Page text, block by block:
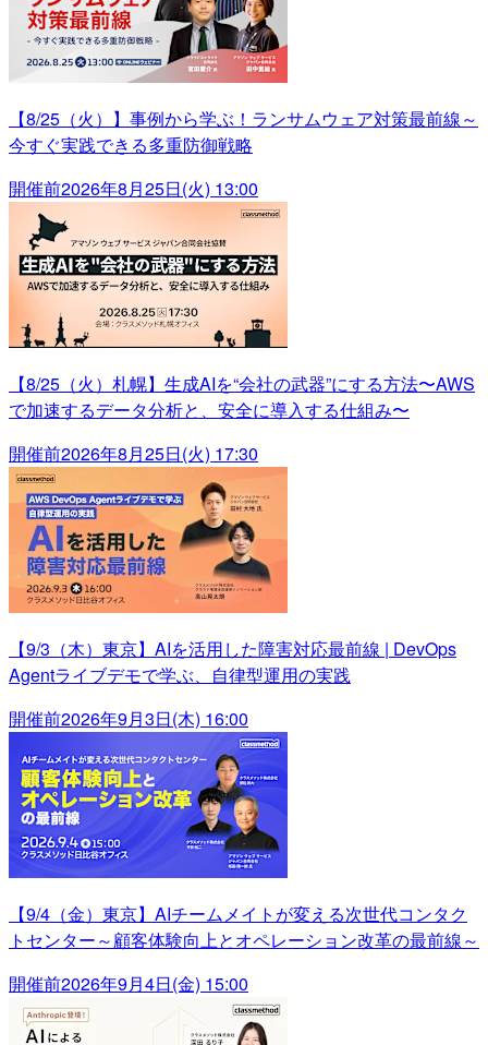
【8/25（火）】事例から学ぶ！ランサムウェア対策最前線～
今すぐ実践できる多重防御戦略
開催前2026年8月25日(火) 13:00
【8/25（火）札幌】生成AIを“会社の武器”にする方法〜AWS
で加速するデータ分析と、安全に導入する仕組み〜
開催前2026年8月25日(火) 17:30
【9/3（木）東京】AIを活用した障害対応最前線 | DevOps
Agentライブデモで学ぶ、自律型運用の実践
開催前2026年9月3日(木) 16:00
【9/4（金）東京】AIチームメイトが変える次世代コンタク
トセンター～顧客体験向上とオペレーション改革の最前線～
開催前2026年9月4日(金) 15:00